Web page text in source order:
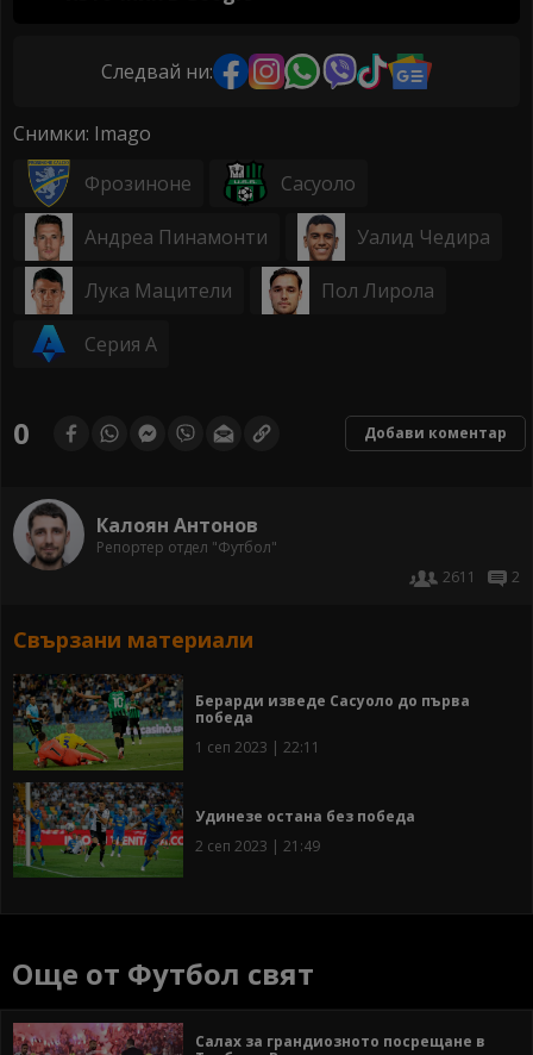
Следвай ни:
Снимки: Imago
Фрозиноне
Сасуоло
Андреа Пинамонти Уалид Чедира
Лука Мацители Пол Лирола
Серия А
0 Добави коментар
Калоян Антонов
Репортер отдел "Футбол"
2611
2
Свързани материали
Берарди изведе Сасуоло до първа
победа
1 сеп 2023 | 22:11
Удинезе остана без победа
2 сеп 2023 | 21:49
Още от Футбол свят
Салах за грандиозното посрещане в